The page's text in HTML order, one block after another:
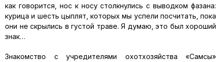
как говорится, нос к носу столкнулись с выводком фазана:
курица и шесть цыплят, которых мы успели посчитать, пока
они не скрылись в густой траве. Я думаю, это был хороший
знак…
Знакомство с учредителями охотхозяйства «Самсы»